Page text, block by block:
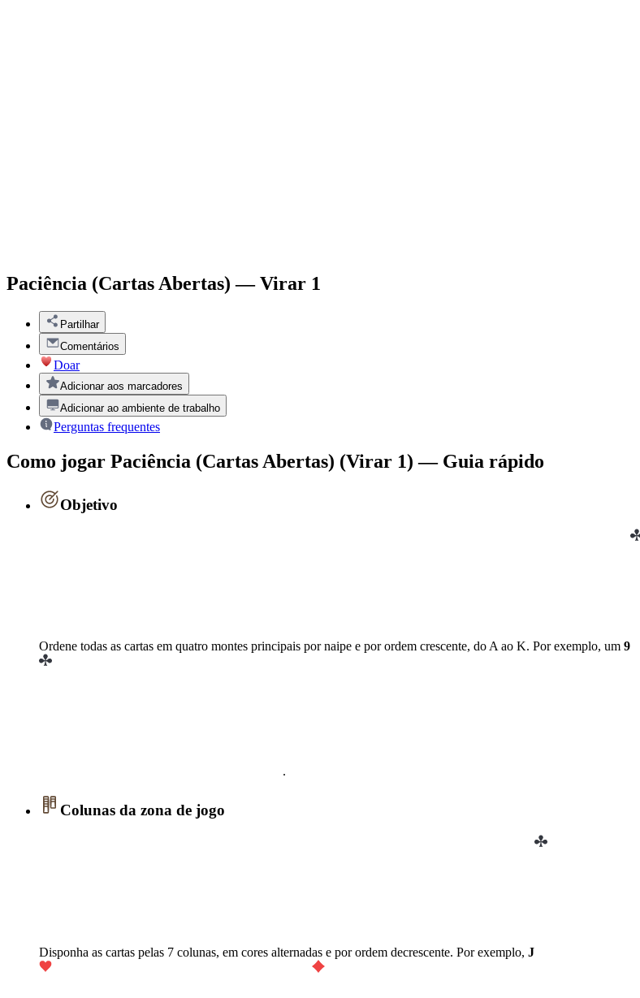
Paciência (Cartas Abertas) — Virar 1
Partilhar
Comentários
Doar
Adicionar aos marcadores
Adicionar ao ambiente de trabalho
Perguntas frequentes
Como jogar Paciência (Cartas Abertas) (Virar 1) — Guia rápido
Objetivo
Ordene todas as cartas em quatro montes principais por naipe e por ordem crescente, do A ao K. Por exemplo, um 9
.
Colunas da zona de jogo
Disponha as cartas pelas 7 colunas, em cores alternadas e por ordem decrescente. Por exemplo, J